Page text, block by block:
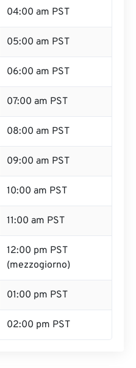
04:00 am PST
05:00 am PST
06:00 am PST
07:00 am PST
08:00 am PST
09:00 am PST
10:00 am PST
11:00 am PST
12:00 pm PST
(mezzogiorno)
01:00 pm PST
02:00 pm PST